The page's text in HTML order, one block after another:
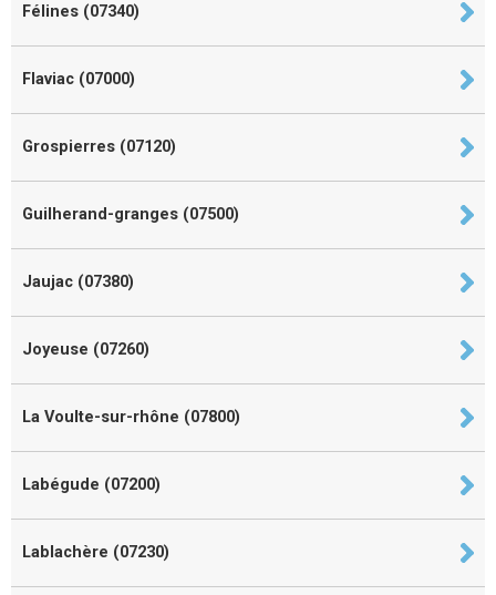
Félines (07340)
Flaviac (07000)
Grospierres (07120)
Guilherand-granges (07500)
Jaujac (07380)
Joyeuse (07260)
La Voulte-sur-rhône (07800)
Labégude (07200)
Lablachère (07230)